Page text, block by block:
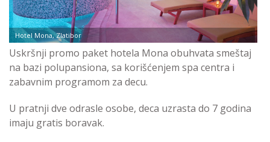
Hotel Mona, Zlatibor
Uskršnji promo paket hotela Mona obuhvata smeštaj
na bazi polupansiona, sa korišćenjem spa centra i
zabavnim programom za decu.
U pratnji dve odrasle osobe, deca uzrasta do 7 godina
imaju gratis boravak.